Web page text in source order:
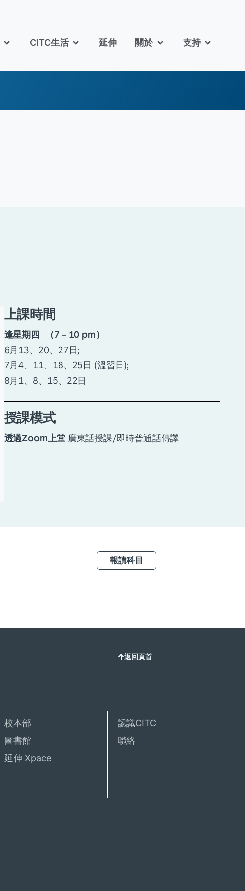
CITC生活 延伸 關於 支持
上課時間
逢星期四 （7 – 10 pm）
6月13、20、27日;
7月4、11、18、25日 (溫習日);
8月1、8、15、22日
授課模式
透過Zoom上堂廣東話授課/即時普通話傳譯
報讀科目
返回頁首
校本部
圖書館
延伸 Xpace
認識CITC
聯絡